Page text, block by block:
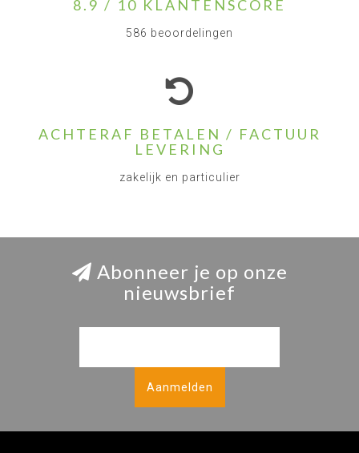
8.9 / 10 KLANTENSCORE
586 beoordelingen
ACHTERAF BETALEN / FACTUUR
LEVERING
zakelijk en particulier
Abonneer je op onze
nieuwsbrief
Aanmelden